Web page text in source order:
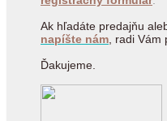
Ak hľadáte predajňu
napíšte nám , radi Vám
Ďakujeme.